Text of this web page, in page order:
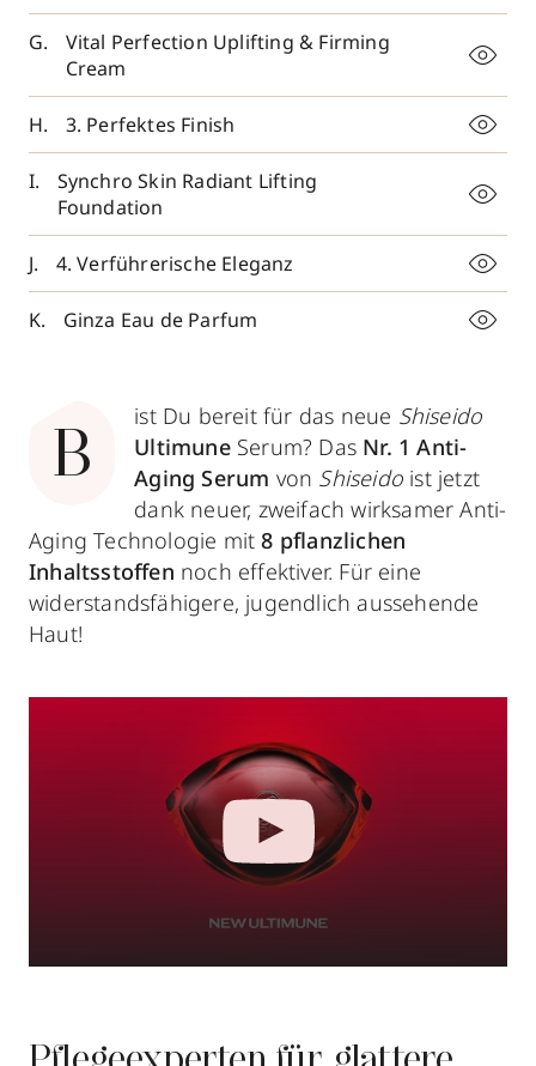
Vital Perfection Uplifting & Firming
Cream
3. Perfektes Finish
Synchro Skin Radiant Lifting
Foundation
4. Verführerische Eleganz
Ginza Eau de Parfum
B
ist Du bereit für das neue Shiseido
UltimuneSerum? Das Nr. 1 Anti-
Aging Serum von Shiseido ist jetzt
dank neuer, zweifach wirksamer Anti-
Aging Technologie mit8 pflanzlichen
Inhaltsstoffen noch effektiver. Für eine
widerstandsfähigere, jugendlich aussehende
Haut!